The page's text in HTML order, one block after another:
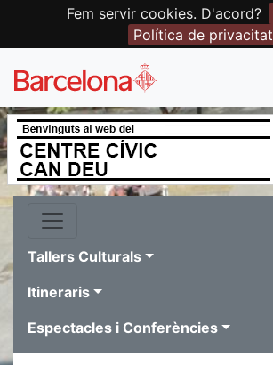
Fem servir cookies. D'acord?
Política de privacitat
Tallers Culturals
Itineraris
Espectacles i Conferències